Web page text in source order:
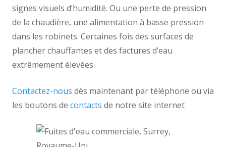
signes visuels d’humidité. Ou une perte de pression
de la chaudière, une alimentation à basse pression
dans les robinets. Certaines fois des surfaces de
plancher chauffantes et des factures d’eau
extrêmement élevées.
Contactez-nous dès maintenant par téléphone ou via
les boutons de contacts de notre site internet